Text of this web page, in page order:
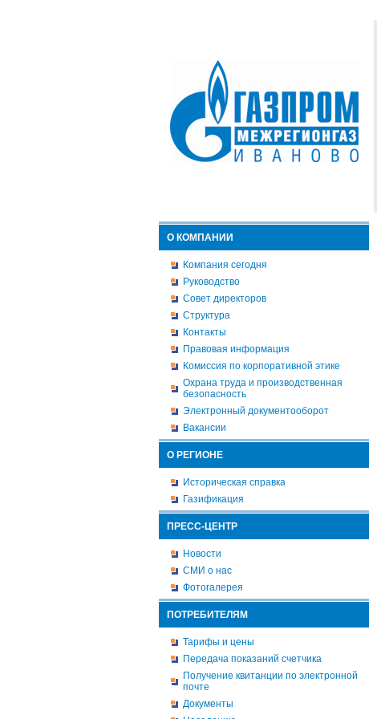
О КОМПАНИИ
Компания сегодня
Руководство
Совет директоров
Структура
Контакты
Правовая информация
Комиссия по корпоративной этике
Охрана труда и производственная
безопасность
Электронный документооборот
Вакансии
О РЕГИОНЕ
Историческая справка
Газификация
ПРЕСС-ЦЕНТР
Новости
СМИ о нас
Фотогалерея
ПОТРЕБИТЕЛЯМ
Тарифы и цены
Передача показаний счетчика
Получение квитанции по электронной
почте
Документы